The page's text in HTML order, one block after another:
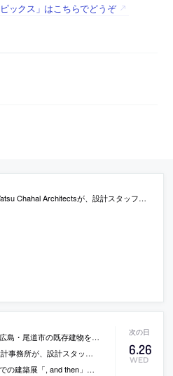
ックス」はこちらでどうぞ
Chahal Architectsが、設計スタッフを募集中
6.26
WED
修した宿泊施設「LOG」の高クオリティな動画
ッフ（正社員）・アルバイトを募集中
and then」を解説している動画